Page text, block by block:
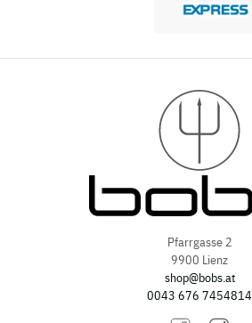
Pfarrgasse 2
9900 Lienz
shop@bobs.at
0043 676 7454814